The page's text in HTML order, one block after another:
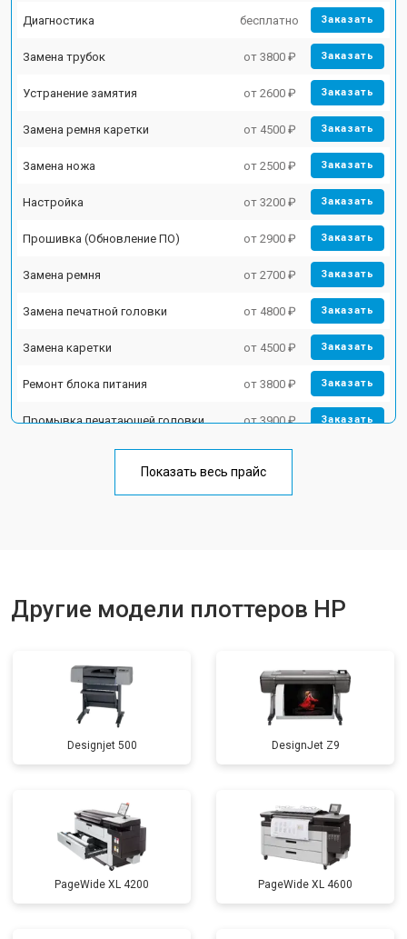
Диагностика бесплатно Заказать
Замена трубок от 3800 ₽ Заказать
Устранение замятия от 2600 ₽ Заказать
Замена ремня каретки от 4500 ₽ Заказать
Замена ножа от 2500 ₽ Заказать
Настройка от 3200 ₽ Заказать
Прошивка (Обновление ПО) от 2900 ₽ Заказать
Замена ремня от 2700 ₽ Заказать
Замена печатной головки от 4800 ₽ Заказать
Замена каретки от 4500 ₽ Заказать
Ремонт блока питания от 3800 ₽ Заказать
Промывка печатающей головки от 3900 ₽ Заказать
Показать весь прайс
Другие модели плоттеров HP
Designjet 500 DesignJet Z9
PageWide XL 4200 PageWide XL 4600